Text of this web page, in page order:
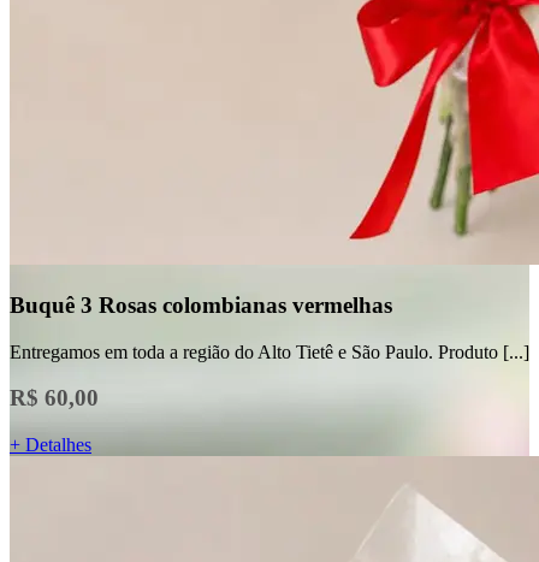
Buquê 3 Rosas colombianas vermelhas
Entregamos em toda a região do Alto Tietê e São Paulo. Produto [...]
R$ 60,00
+ Detalhes